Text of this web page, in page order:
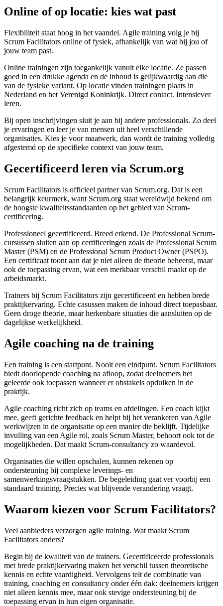
Online of op locatie: kies wat past
Flexibiliteit staat hoog in het vaandel. Agile training volg je bij
Scrum Facilitators online of fysiek, afhankelijk van wat bij jou of
jouw team past.
Online trainingen zijn toegankelijk vanuit elke locatie. Ze passen
goed in een drukke agenda en de inhoud is gelijkwaardig aan die
van de fysieke variant. Op locatie vinden trainingen plaats in
Nederland en het Verenigd Koninkrijk. Direct contact. Intensiever
leren.
Bij open inschrijvingen sluit je aan bij andere professionals. Zo deel
je ervaringen en leer je van mensen uit heel verschillende
organisaties. Kies je voor maatwerk, dan wordt de training volledig
afgestemd op de specifieke context van jouw team.
Gecertificeerd leren via Scrum.org
Scrum Facilitators is officieel partner van Scrum.org. Dat is een
belangrijk keurmerk, want Scrum.org staat wereldwijd bekend om
de hoogste kwaliteitsstandaarden op het gebied van Scrum-
certificering.
Professioneel gecertificeerd. Breed erkend. De Professional Scrum-
cursussen sluiten aan op certificeringen zoals de Professional Scrum
Master (PSM) en de Professional Scrum Product Owner (PSPO).
Een certificaat toont aan dat je niet alleen de theorie beheerst, maar
ook de toepassing ervan, wat een merkbaar verschil maakt op de
arbeidsmarkt.
Trainers bij Scrum Facilitators zijn gecertificeerd en hebben brede
praktijkervaring. Echte casussen maken de inhoud direct toepasbaar.
Geen droge theorie, maar herkenbare situaties die aansluiten op de
dagelijkse werkelijkheid.
Agile coaching na de training
Een training is een startpunt. Nooit een eindpunt. Scrum Facilitators
biedt doorlopende coaching na afloop, zodat deelnemers het
geleerde ook toepassen wanneer er obstakels opduiken in de
praktijk.
Agile coaching richt zich op teams en afdelingen. Een coach kijkt
mee, geeft gerichte feedback en helpt bij het verankeren van Agile
werkwijzen in de organisatie op een manier die beklijft. Tijdelijke
invulling van een Agile rol, zoals Scrum Master, behoort ook tot de
mogelijkheden. Dat maakt Scrum-consultancy zo waardevol.
Organisaties die willen opschalen, kunnen rekenen op
ondersteuning bij complexe leverings- en
samenwerkingsvraagstukken. De begeleiding gaat ver voorbij een
standaard training. Precies wat blijvende verandering vraagt.
Waarom kiezen voor Scrum Facilitators?
Veel aanbieders verzorgen agile training. Wat maakt Scrum
Facilitators anders?
Begin bij de kwaliteit van de trainers. Gecertificeerde professionals
met brede praktijkervaring maken het verschil tussen theoretische
kennis en echte vaardigheid. Vervolgens telt de combinatie van
training, coaching en consultancy onder één dak: deelnemers krijgen
niet alleen kennis mee, maar ook stevige ondersteuning bij de
toepassing ervan in hun eigen organisatie.